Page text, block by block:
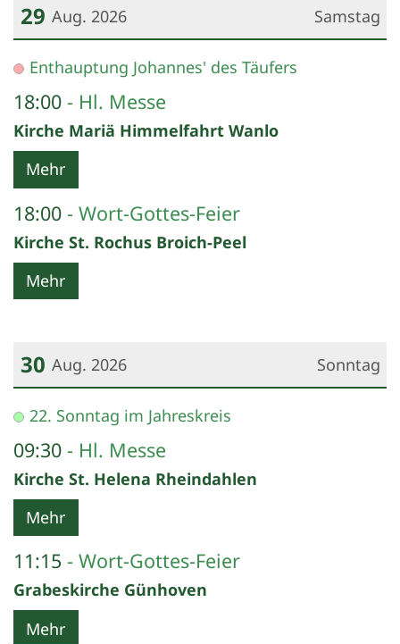
Samstag
29 Aug. 2026
Datum: 29. August 2026
Enthauptung Johannes' des Täufers
18:00 Hl. Messe
Kirche Mariä Himmelfahrt Wanlo
Mehr
18:00 Wort-Gottes-Feier
Kirche St. Rochus Broich-Peel
Mehr
Sonntag
30 Aug. 2026
Datum: 30. August 2026
22. Sonntag im Jahreskreis
09:30 Hl. Messe
Kirche St. Helena Rheindahlen
Mehr
11:15 Wort-Gottes-Feier
Grabeskirche Günhoven
Mehr